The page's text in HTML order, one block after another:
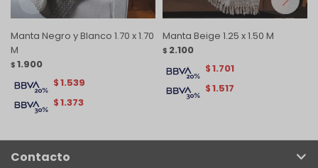
Manta Negro y Blanco 1.70 x 1.70
M
$ 1.900
$1.373
$1.539
Manta Beige 1.25 x 1.50 M
$ 2.100
$1.517
$1.701
Contacto